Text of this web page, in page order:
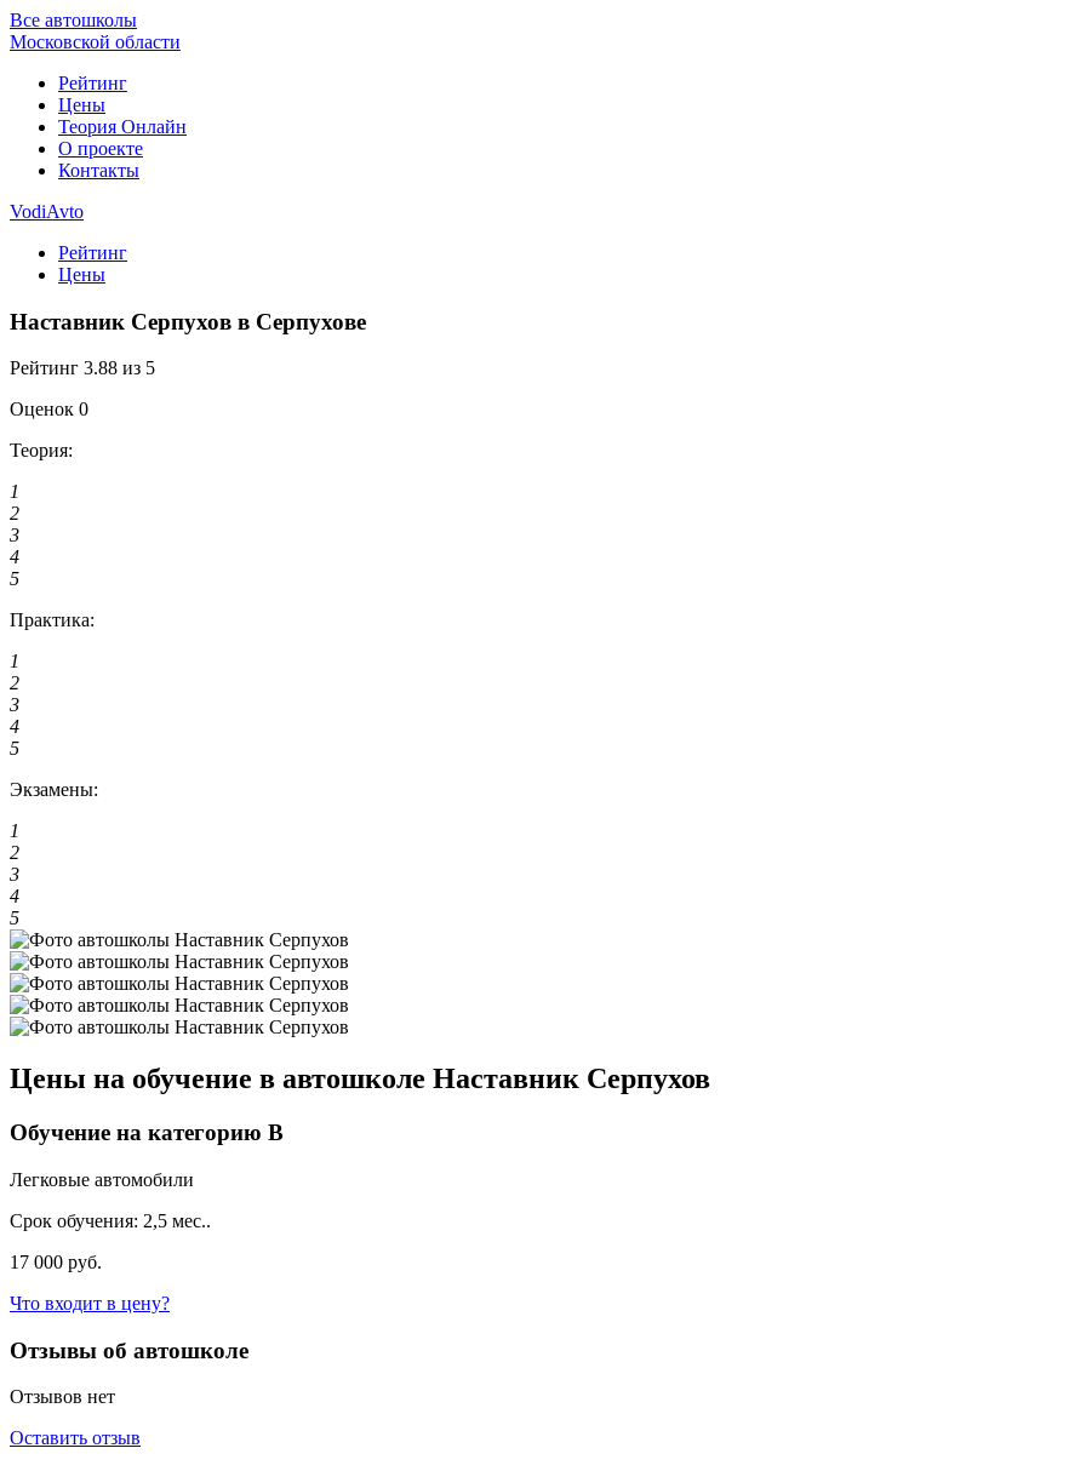
Все автошколы
Московской области
Рейтинг
Цены
Теория Онлайн
О проекте
Контакты
VodiAvto
Рейтинг
Цены
Наставник Серпухов в Серпухове
Рейтинг 3.88 из 5
Оценок 0
Теория:
1
2
3
4
5
Практика:
1
2
3
4
5
Экзамены:
1
2
3
4
5
Цены на обучение в автошколе Наставник Серпухов
Обучение на категорию B
Легковые автомобили
Срок обучения: 2,5 мес..
17 000 руб.
Что входит в цену?
Отзывы об автошколе
Отзывов нет
Оставить отзыв